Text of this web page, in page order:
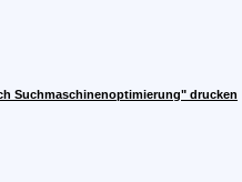
Suchmaschinenoptimierung" drucken